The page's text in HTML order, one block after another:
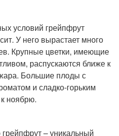
условий грейпфрут
У него вырастает много
Крупные цветки, имеющие
распускаются ближе к
жара. Большие плоды с
и сладко-горьким
ноябрю.
– уникальный